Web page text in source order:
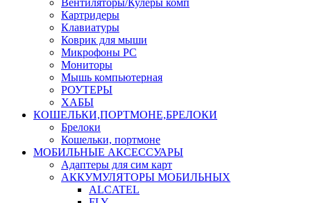
Вентиляторы/Кулеры комп
Картридеры
Клавиатуры
Коврик для мыши
Микрофоны PC
Мониторы
Мышь компьютерная
РОУТЕРЫ
ХАБЫ
КОШЕЛЬКИ,ПОРТМОНЕ,БРЕЛОКИ
Брелоки
Кошельки, портмоне
МОБИЛЬНЫЕ АКСЕССУАРЫ
Адаптеры для сим карт
АККУМУЛЯТОРЫ МОБИЛЬНЫХ
ALCATEL